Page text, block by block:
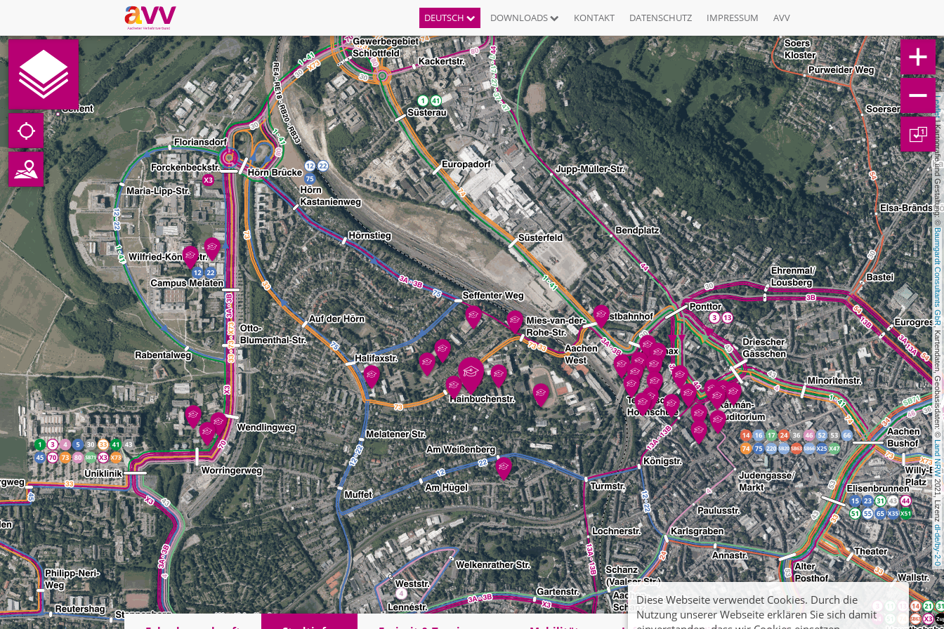
DEUTSCH DOWNLOADS KONTAKT DATENSCHUTZ IMPRESSUM AVV
Leaflet
| Kartografie und Gestaltung: ©
Baumgardt Consultants GbR
, Kartendaten, Geobasisdaten: ©
Land NRW
2021, Lizenz
dl-de/by-2-0
1
Diese Webseite verwendet Cookies. Durch die
Nutzung unserer Webseite erklären Sie sich damit